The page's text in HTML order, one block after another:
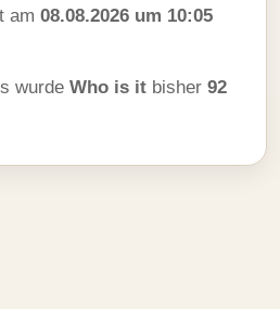
am 08.08.2026 um 10:05
wurde Who is it bisher 92